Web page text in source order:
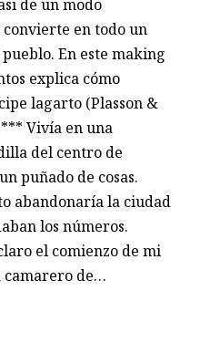
de un modo
en todo un
En este making
explica cómo
lagarto (Plasson &
Vivía en una
del centro de
puñado de cosas.
abandonaría la ciudad
los números.
el comienzo de mi
de…